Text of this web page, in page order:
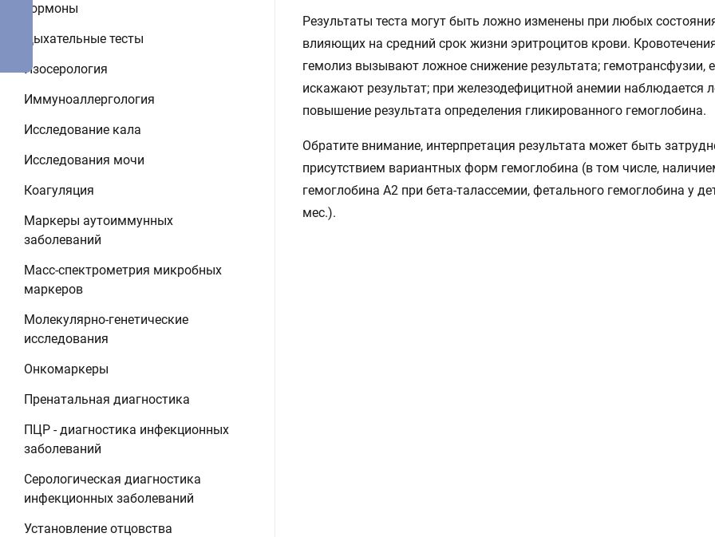
Гормоны
Дыхательные тесты
Изосерология
Иммуноаллергология
Исследование кала
Исследования мочи
Коагуляция
Маркеры аутоиммунных
заболеваний
Масс-спектрометрия микробных
маркеров
Молекулярно-генетические
исследования
Онкомаркеры
Пренатальная диагностика
ПЦР - диагностика инфекционных
заболеваний
Серологическая диагностика
инфекционных заболеваний
Установление отцовства
Результаты теста могут быть ложно изменены при любых
влияющих на средний срок жизни эритроцитов крови.
гемолиз вызывают ложное снижение результата; гемотрансфузии,
искажают результат; при железодефицитной анемии наблюдается
повышение результата определения гликированного гемоглобина.
Обратите внимание, интерпретация результата может быть
присутствием вариантных форм гемоглобина (в том числе,
гемоглобина А2 при бета-талассемии, фетального гемоглобина у
мес.).